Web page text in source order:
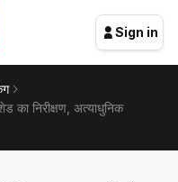
Sign in
का निरीक्षण, अत्याधुनिक